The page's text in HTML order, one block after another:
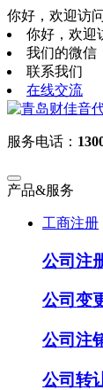
你好，欢迎访
你好，欢迎
我们的微信
联系我们
在线交流
服务电话：
产品&服务
工商注册
公司注
公司变
公司注
公司转